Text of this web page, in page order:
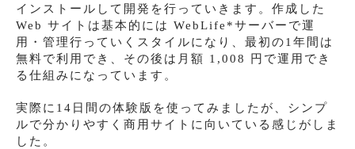
インストールして開発を行っていきます。作成した
Web サイトは基本的には WebLife*サーバーで運
用・管理行っていくスタイルになり、最初の1年間は
無料で利用でき、その後は月額 1,008 円で運用でき
る仕組みになっています。
実際に14日間の体験版を使ってみましたが、シンプ
ルで分かりやすく商用サイトに向いている感じがしま
した。